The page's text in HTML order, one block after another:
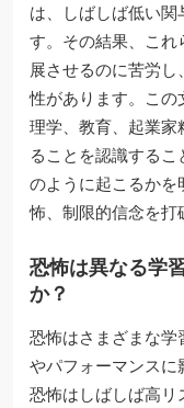
は、しばしば低い
す。その結果、こ
展させるのに苦労
性があります。こ
理学、教育、起業
ることを認識する
のように起こるか
怖、制限的信念を打
恐怖は異なる学
か？
恐怖はさまざまな
やパフォーマンスに
恐怖はしばしば高リ